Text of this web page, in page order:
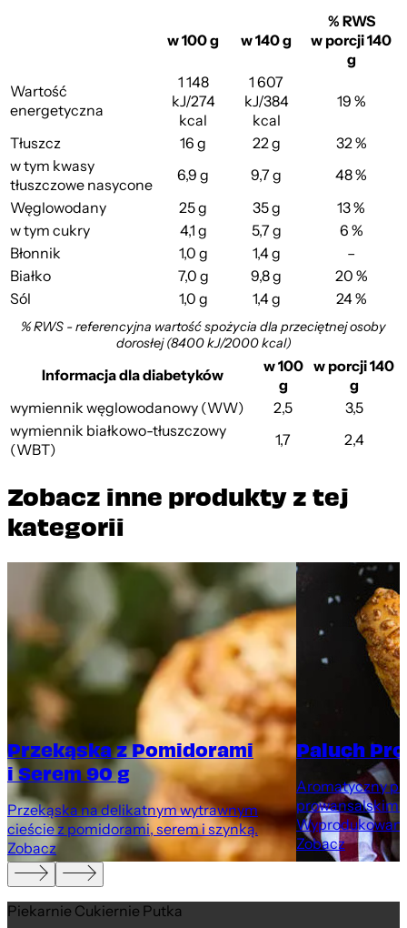
w 100 g w 140 g
% RWS
w porcji 140
g
Wartość
energetyczna
1 148
kJ/274
kcal
1 607
kJ/384
kcal
19 %
Tłuszcz 16 g 22 g
32 %
w tym kwasy
tłuszczowe nasycone
6,9 g 9,7 g
48 %
Węglowodany
25 g 35 g
13 %
w tym cukry
4,1 g 5,7 g
6 %
Błonnik
1,0 g 1,4 g
–
Białko
7,0 g 9,8 g
20 %
Sól
1,0 g 1,4 g 24 %
% RWS - referencyjna wartość spożycia dla przeciętnej osoby
dorosłej (8400 kJ/2000 kcal)
Informacja dla diabetyków
w 100
g
w porcji 140
g
wymiennik węglowodanowy (WW)
2,5
3,5
wymiennik białkowo-tłuszczowy
(WBT)
1,7 2,4
Zobacz inne produkty z tej
kategorii
Przekąska z Pomidorami
i Serem 90 g
Przekąska na delikatnym wytrawnym
cieście z pomidorami, serem i szynką.
Zobacz
Paluch
Aromatyczny
prowansalskimi
Zobacz
Piekarnie Cukiernie Putka